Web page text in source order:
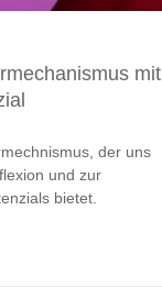
mit
der uns
und zur
bietet.